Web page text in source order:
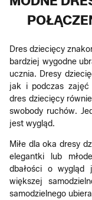
Dres dziecięcy
bardziej wygodne
ucznia. Dresy
jak i podczas zajęć
dres dziecięcy
swobody ruchów.
jest wygląd.
Miłe dla oka dresy
elegantki lub
dbałości o wygląd
większej
samodzielnego